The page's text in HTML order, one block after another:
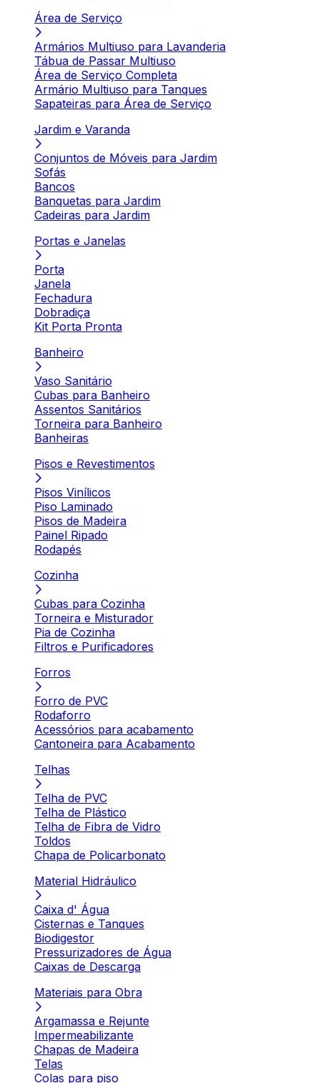
Área de Serviço
Armários Multiuso para Lavanderia
Tábua de Passar Multiuso
Área de Serviço Completa
Armário Multiuso para Tanques
Sapateiras para Área de Serviço
Jardim e Varanda
Conjuntos de Móveis para Jardim
Sofás
Bancos
Banquetas para Jardim
Cadeiras para Jardim
Portas e Janelas
Porta
Janela
Fechadura
Dobradiça
Kit Porta Pronta
Banheiro
Vaso Sanitário
Cubas para Banheiro
Assentos Sanitários
Torneira para Banheiro
Banheiras
Pisos e Revestimentos
Pisos Vinílicos
Piso Laminado
Pisos de Madeira
Painel Ripado
Rodapés
Cozinha
Cubas para Cozinha
Torneira e Misturador
Pia de Cozinha
Filtros e Purificadores
Forros
Forro de PVC
Rodaforro
Acessórios para acabamento
Cantoneira para Acabamento
Telhas
Telha de PVC
Telha de Plástico
Telha de Fibra de Vidro
Toldos
Chapa de Policarbonato
Material Hidráulico
Caixa d' Água
Cisternas e Tanques
Biodigestor
Pressurizadores de Água
Caixas de Descarga
Materiais para Obra
Argamassa e Rejunte
Impermeabilizante
Chapas de Madeira
Telas
Colas para piso